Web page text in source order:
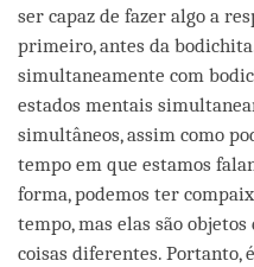
ser capaz de fazer algo a
primeiro, antes da
simultaneamente com
estados mentais
simultâneos, assim como
tempo em que estamos
forma, podemos ter
tempo, mas elas são
coisas diferentes.